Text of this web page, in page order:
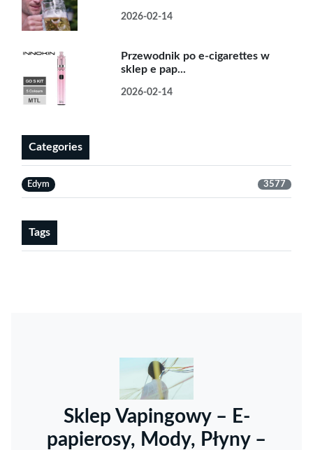
2026-02-14
Przewodnik po e-cigarettes w
sklep e pap...
2026-02-14
Categories
Edym 3577
Tags
Sklep Vapingowy – E-
papierosy, Mody, Płyny –